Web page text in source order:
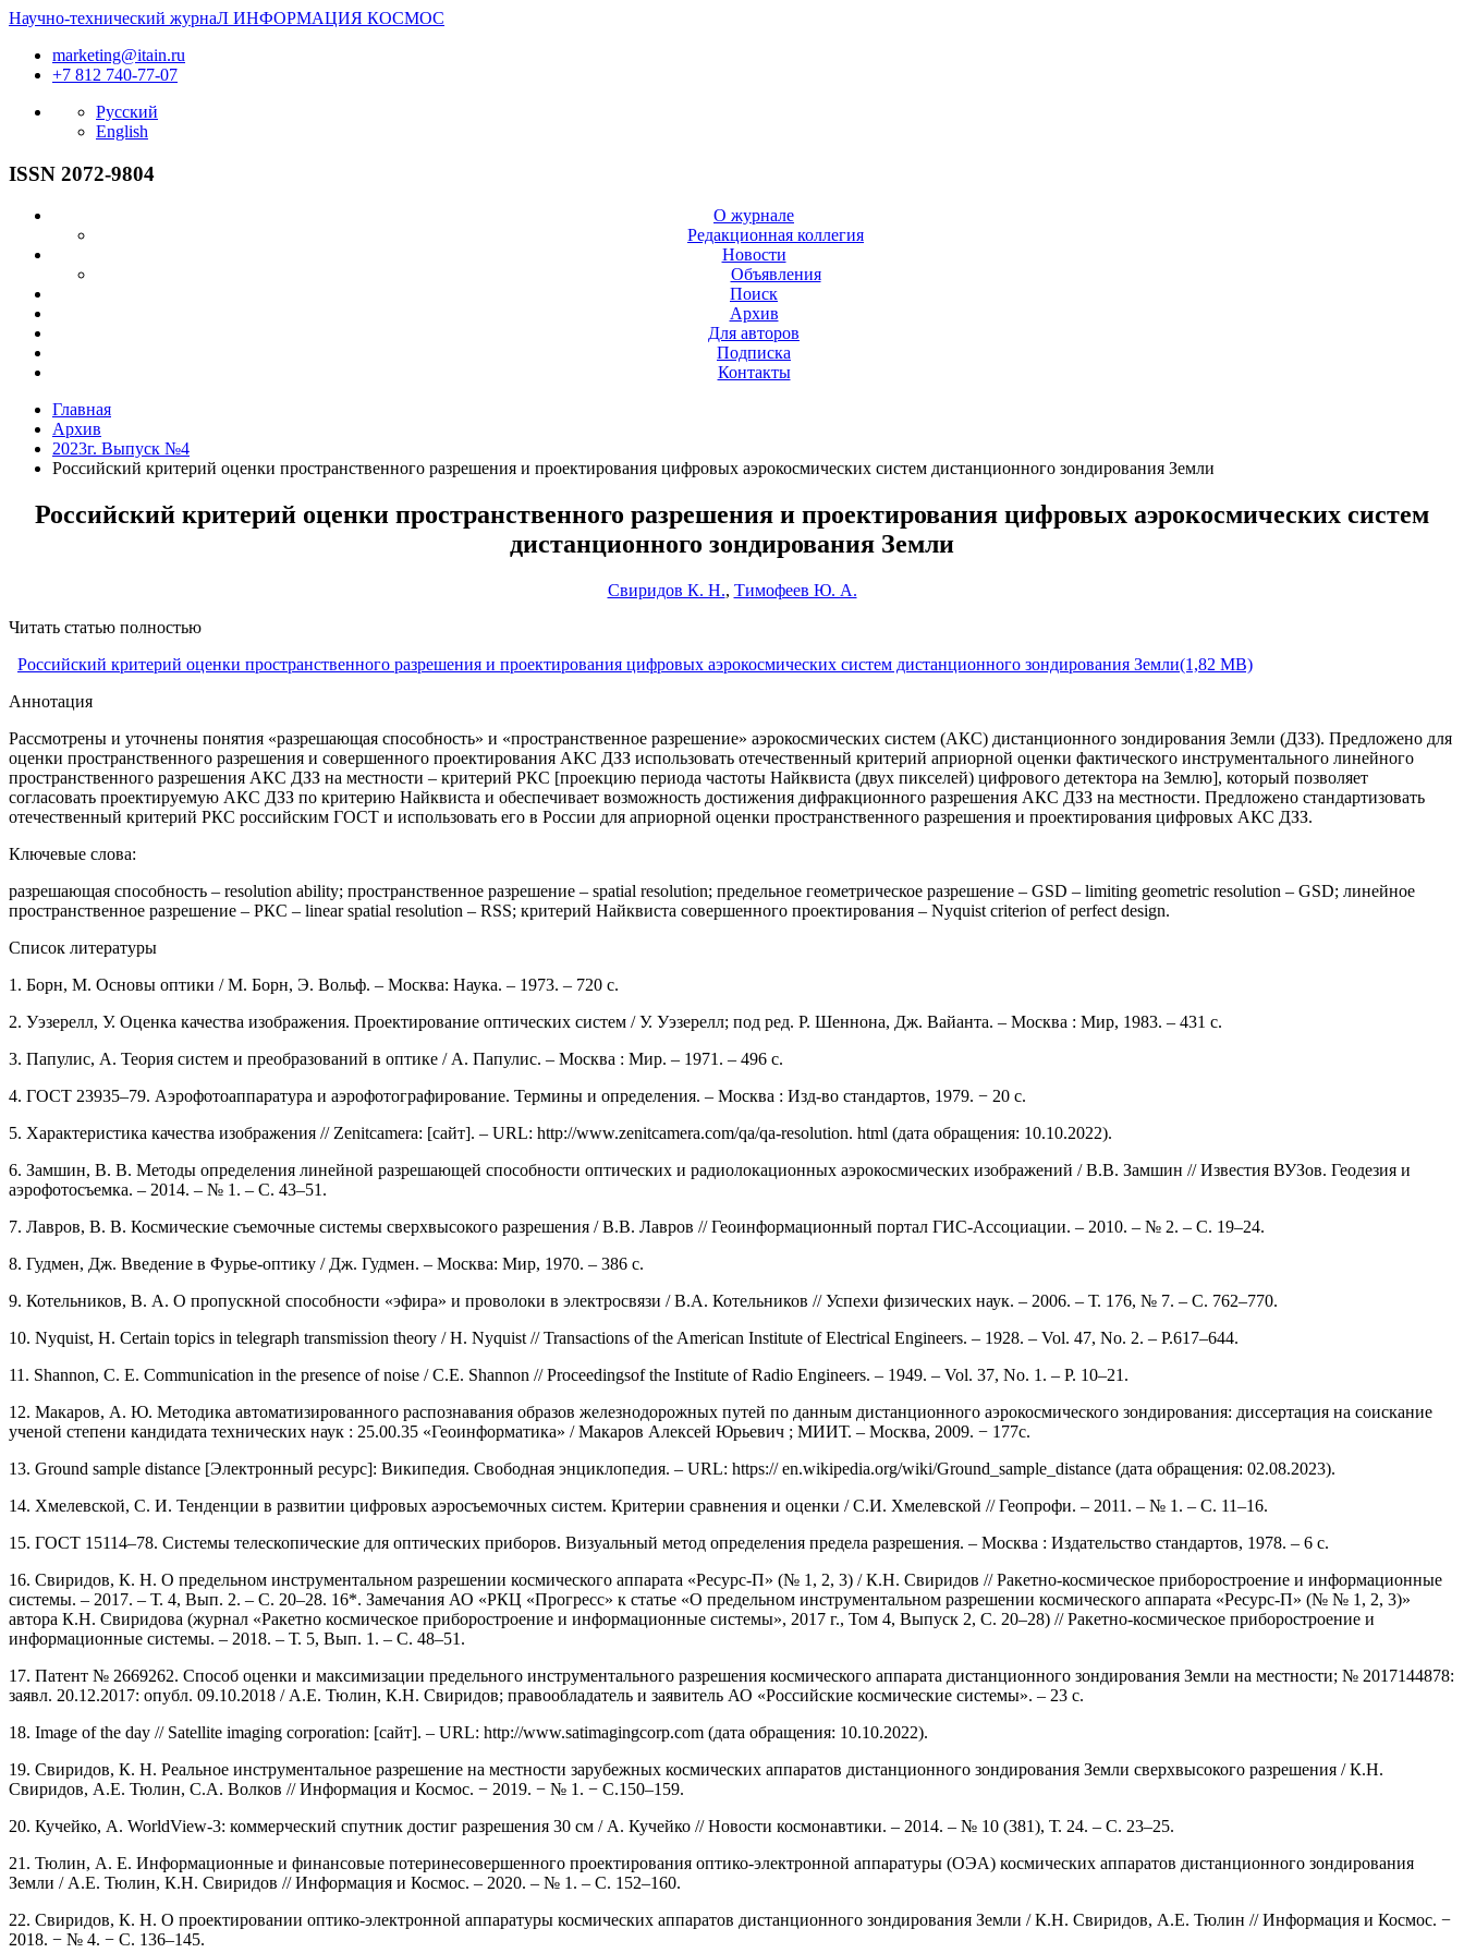
Научно-технический журнаЛ ИНФОРМАЦИЯ КОСМОС
marketing@itain.ru
+7 812 740-77-07
Русский
English
ISSN 2072-9804
О журнале
Редакционная коллегия
Новости
Объявления
Поиск
Архив
Для авторов
Подписка
Контакты
Главная
Архив
2023г. Выпуск №4
Российский критерий оценки пространственного разрешения и проектирования цифровых аэрокосмических систем дистанционного зондирования Земли
Российский критерий оценки пространственного разрешения и проектирования цифровых аэрокосмических систем
дистанционного зондирования Земли
Свиридов К. Н., Тимофеев Ю. А.
Читать статью полностью
Российский критерий оценки пространственного разрешения и проектирования цифровых аэрокосмических систем дистанционного зондирования Земли(1,82 MB)
Аннотация
Рассмотрены и уточнены понятия «разрешающая способность» и «пространственное разрешение» аэрокосмических систем (АКС) дистанционного зондирования Земли (ДЗЗ). Предложено для
оценки пространственного разрешения и совершенного проектирования АКС ДЗЗ использовать отечественный критерий априорной оценки фактического инструментального линейного
пространственного разрешения АКС ДЗЗ на местности – критерий РКС [проекцию периода частоты Найквиста (двух пикселей) цифрового детектора на Землю], который позволяет
согласовать проектируемую АКС ДЗЗ по критерию Найквиста и обеспечивает возможность достижения дифракционного разрешения АКС ДЗЗ на местности. Предложено стандартизовать
отечественный критерий РКС российским ГОСТ и использовать его в России для априорной оценки пространственного разрешения и проектирования цифровых АКС ДЗЗ.
Ключевые слова:
разрешающая способность – resolution ability; пространственное разрешение – spatial resolution; предельное геометрическое разрешение – GSD – limiting geometric resolution – GSD; линейное
пространственное разрешение – РКС – linear spatial resolution – RSS; критерий Найквиста совершенного проектирования – Nyquist criterion of perfect design.
Список литературы
1. Борн, М. Основы оптики / М. Борн, Э. Вольф. – Москва: Наука. – 1973. – 720 с.
2. Уэзерелл, У. Оценка качества изображения. Проектирование оптических систем / У. Уэзерелл; под ред. Р. Шеннона, Дж. Вайанта. – Москва : Мир, 1983. – 431 с.
3. Папулис, А. Теория систем и преобразований в оптике / А. Папулис. – Москва : Мир. – 1971. – 496 с.
4. ГОСТ 23935–79. Аэрофотоаппаратура и аэрофотографирование. Термины и определения. – Москва : Изд-во стандартов, 1979. − 20 с.
5. Характеристика качества изображения // Zenitcamera: [сайт]. – URL: http://www.zenitcamera.com/qa/qa-resolution. html (дата обращения: 10.10.2022).
6. Замшин, В. В. Методы определения линейной разрешающей способности оптических и радиолокационных аэрокосмических изображений / В.В. Замшин // Известия ВУЗов. Геодезия и
аэрофотосъемка. – 2014. – № 1. – С. 43–51.
7. Лавров, В. В. Космические съемочные системы сверхвысокого разрешения / В.В. Лавров // Геоинформационный портал ГИС-Ассоциации. – 2010. – № 2. – С. 19–24.
8. Гудмен, Дж. Введение в Фурье-оптику / Дж. Гудмен. – Москва: Мир, 1970. – 386 с.
9. Котельников, В. А. О пропускной способности «эфира» и проволоки в электросвязи / В.А. Котельников // Успехи физических наук. – 2006. – Т. 176, № 7. – С. 762–770.
10. Nyquist, H. Certain topics in telegraph transmission theory / H. Nyquist // Transactions of the American Institute of Electrical Engineers. – 1928. – Vol. 47, No. 2. – P.617–644.
11. Shannon, C. E. Communication in the presence of noise / C.E. Shannon // Proceedingsof the Institute of Radio Engineers. – 1949. – Vol. 37, No. 1. – P. 10–21.
12. Макаров, А. Ю. Методика автоматизированного распознавания образов железнодорожных путей по данным дистанционного аэрокосмического зондирования: диссертация на соискание
ученой степени кандидата технических наук : 25.00.35 «Геоинформатика» / Макаров Алексей Юрьевич ; МИИТ. – Москва, 2009. − 177с.
13. Ground sample distance [Электронный ресурс]: Википедия. Свободная энциклопедия. – URL: https:// en.wikipedia.org/wiki/Ground_sample_distance (дата обращения: 02.08.2023).
14. Хмелевской, С. И. Тенденции в развитии цифровых аэросъемочных систем. Критерии сравнения и оценки / С.И. Хмелевской // Геопрофи. – 2011. – № 1. – С. 11–16.
15. ГОСТ 15114–78. Системы телескопические для оптических приборов. Визуальный метод определения предела разрешения. – Москва : Издательство стандартов, 1978. – 6 с.
16. Cвиридов, К. Н. О предельном инструментальном разрешении космического аппарата «Ресурс-П» (№ 1, 2, 3) / К.Н. Свиридов // Ракетно-космическое приборостроение и информационные
системы. – 2017. – Т. 4, Вып. 2. – С. 20–28. 16*. Замечания АО «РКЦ «Прогресс» к статье «О предельном инструментальном разрешении космического аппарата «Ресурс-П» (№ № 1, 2, 3)»
автора К.Н. Свиридова (журнал «Ракетно космическое приборостроение и информационные системы», 2017 г., Том 4, Выпуск 2, С. 20–28) // Ракетно-космическое приборостроение и
информационные системы. – 2018. – Т. 5, Вып. 1. – С. 48–51.
17. Патент № 2669262. Способ оценки и максимизации предельного инструментального разрешения космического аппарата дистанционного зондирования Земли на местности; № 2017144878:
заявл. 20.12.2017: опубл. 09.10.2018 / А.Е. Тюлин, К.Н. Свиридов; правообладатель и заявитель АО «Российские космические системы». – 23 с.
18. Image of the day // Satellite imaging corporation: [сайт]. – URL: http://www.satimagingcorp.com (дата обращения: 10.10.2022).
19. Свиридов, К. Н. Реальное инструментальное разрешение на местности зарубежных космических аппаратов дистанционного зондирования Земли сверхвысокого разрешения / К.Н.
Свиридов, А.Е. Тюлин, С.А. Волков // Информация и Космос. − 2019. − № 1. − С.150–159.
20. Кучейко, А. WorldView-3: коммерческий спутник достиг разрешения 30 см / А. Кучейко // Новости космонавтики. – 2014. – № 10 (381), Т. 24. – С. 23–25.
21. Тюлин, А. Е. Информационные и финансовые потеринесовершенного проектирования оптико-электронной аппаратуры (ОЭА) космических аппаратов дистанционного зондирования
Земли / А.Е. Тюлин, К.Н. Свиридов // Информация и Космос. – 2020. – № 1. – С. 152–160.
22. Свиридов, К. Н. О проектировании оптико-электронной аппаратуры космических аппаратов дистанционного зондирования Земли / К.Н. Свиридов, А.Е. Тюлин // Информация и Космос. −
2018. − № 4. − С. 136–145.